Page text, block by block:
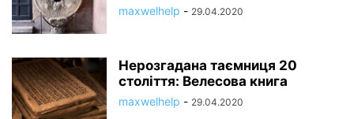
maxwelhelp - 29.04.2020
Нерозгадана таємниця 20
століття: Велесова книга
maxwelhelp - 29.04.2020